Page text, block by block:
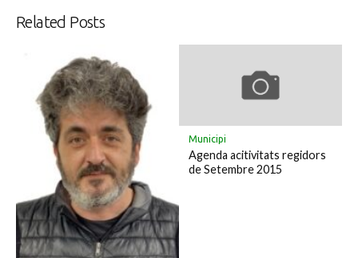
Related Posts
Municipi
Agenda acitivitats regidors
de Setembre 2015